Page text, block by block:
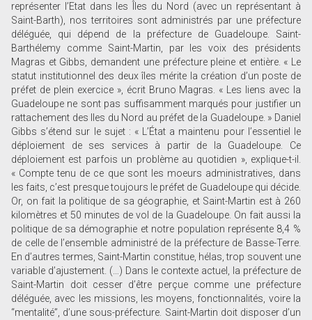
représenter l’Etat dans les Îles du Nord (avec un représentant à
Saint-Barth), nos territoires sont administrés par une préfecture
déléguée, qui dépend de la préfecture de Guadeloupe. Saint-
Barthélemy comme Saint-Martin, par les voix des présidents
Magras et Gibbs, demandent une préfecture pleine et entière. « Le
statut institutionnel des deux îles mérite la création d’un poste de
préfet de plein exercice », écrit Bruno Magras. « Les liens avec la
Guadeloupe ne sont pas suffisamment marqués pour justifier un
rattachement des Iles du Nord au préfet de la Guadeloupe. » Daniel
Gibbs s’étend sur le sujet : « L’État a maintenu pour l’essentiel le
déploiement de ses services à partir de la Guadeloupe. Ce
déploiement est parfois un problème au quotidien », explique-t-il.
« Compte tenu de ce que sont les moeurs administratives, dans
les faits, c’est presque toujours le préfet de Guadeloupe qui décide.
Or, on fait la politique de sa géographie, et Saint-Martin est à 260
kilomètres et 50 minutes de vol de la Guadeloupe. On fait aussi la
politique de sa démographie et notre population représente 8,4 %
de celle de l’ensemble administré de la préfecture de Basse-Terre.
En d’autres termes, Saint-Martin constitue, hélas, trop souvent une
variable d’ajustement. (…) Dans le contexte actuel, la préfecture de
Saint-Martin doit cesser d’être perçue comme une préfecture
déléguée, avec les missions, les moyens, fonctionnalités, voire la
“mentalité”, d’une sous-préfecture. Saint-Martin doit disposer d’un